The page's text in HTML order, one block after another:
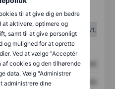
til at give dig en bedre
at aktivere, optimere og
samt til at give personligt
og mulighed for at oprette
Ved at vælge "Acceptér
cookies og den tilhørende
data. Vælg "Administrer
administrere dine
1. kvt.
2. kvt.
XXXXXXX XXXXXXX
XXXXXXX